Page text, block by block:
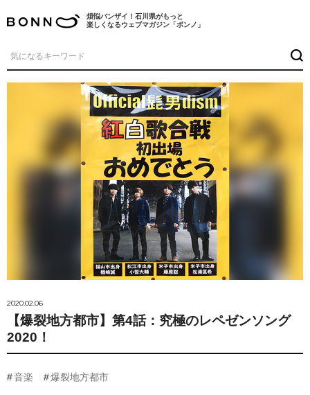
煩悩バンザイ！石川県がもっと
楽しくなるウェブマガジン「ボンノ」
2020.02.06
【爆裂地方都市】第4話：究極のレペゼンソング
2020！
音楽 爆裂地方都市